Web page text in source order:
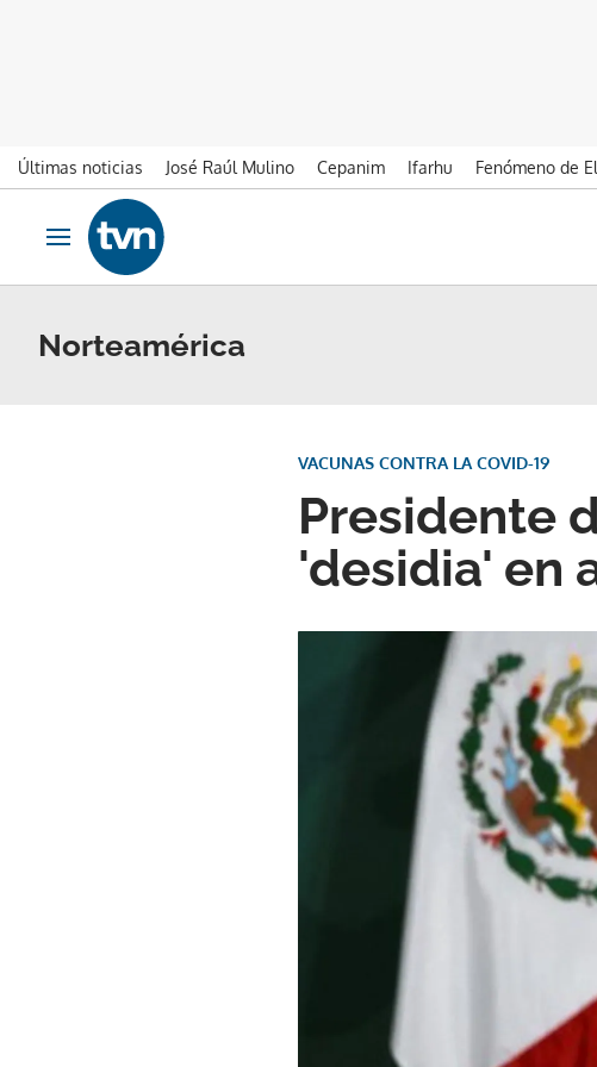
Últimas noticias José Raúl Mulino Cepanim Ifarhu Fenómeno de
Ir al contenido
Obrir navegació
Norteamérica
Presidente
'desidia' en
VACUNAS CONTRA LA COVID-19